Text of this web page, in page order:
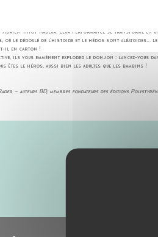
Adrien Thiot-Radeur. Leur performance se transforme en
où le déroulé de l’histoire et le héros sont aléatoires…
t-il en carton !
ils vous emmènent explorer le donjon : lancez-vous
êtes le héros, aussi bien les adultes que les bambins !
– auteurs BD, membres fondateurs des éditions